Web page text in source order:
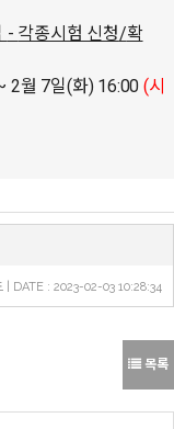
- 각종시험 신청/확
2월 7일(화) 16:00 (시
| DATE : 2023-02-03 10:28:34
목록